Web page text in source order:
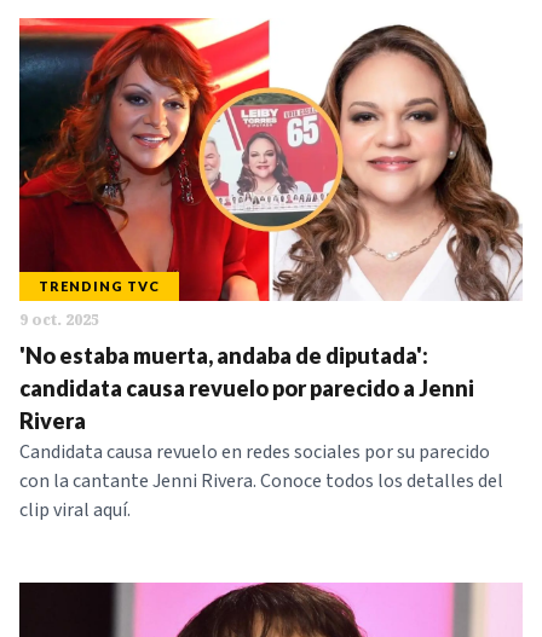
TRENDING TVC
9 oct. 2025
'No estaba muerta, andaba de diputada':
candidata causa revuelo por parecido a Jenni
Rivera
Candidata causa revuelo en redes sociales por su parecido
con la cantante Jenni Rivera. Conoce todos los detalles del
clip viral aquí.